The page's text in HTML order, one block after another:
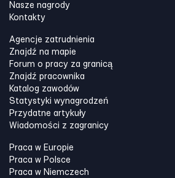
Nasze nagrody
Kontakty
Agencje zatrudnienia
Znajdź na mapie
Forum o pracy za granicą
Znajdź pracownika
Katalog zawodów
Statystyki wynagrodzeń
Przydatne artykuły
Wiadomości z zagranicy
Praca w Europie
Praca w Polsce
Praca w Niemczech